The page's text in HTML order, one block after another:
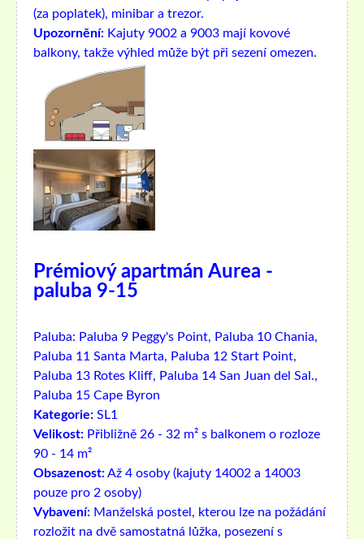
(za poplatek), minibar a trezor.
Upozornění: Kajuty 9002 a 9003 mají kovové
balkony, takže výhled může být při sezení omezen.
Prémiový apartmán Aurea -
paluba 9-15
Paluba: Paluba 9 Peggy's Point, Paluba 10 Chania,
Paluba 11 Santa Marta, Paluba 12 Start Point,
Paluba 13 Rotes Kliff, Paluba 14 San Juan del Sal.,
Paluba 15 Cape Byron
Kategorie: SL1
Velikost: Přibližně 26 - 32 m² s balkonem o rozloze
90 - 14 m²
Obsazenost:Až 4 osoby (kajuty 14002 a 14003
pouze pro 2 osoby)
Vybavení: Manželská postel, kterou lze na požádání
rozložit na dvě samostatná lůžka, posezení s